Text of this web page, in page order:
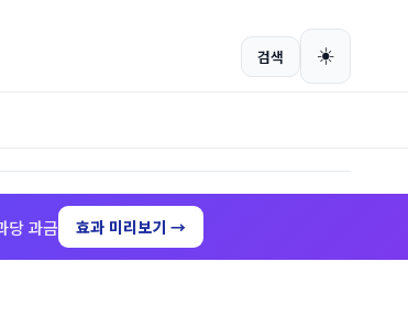
검색 ☀️
당 과금 효과 미리보기 →